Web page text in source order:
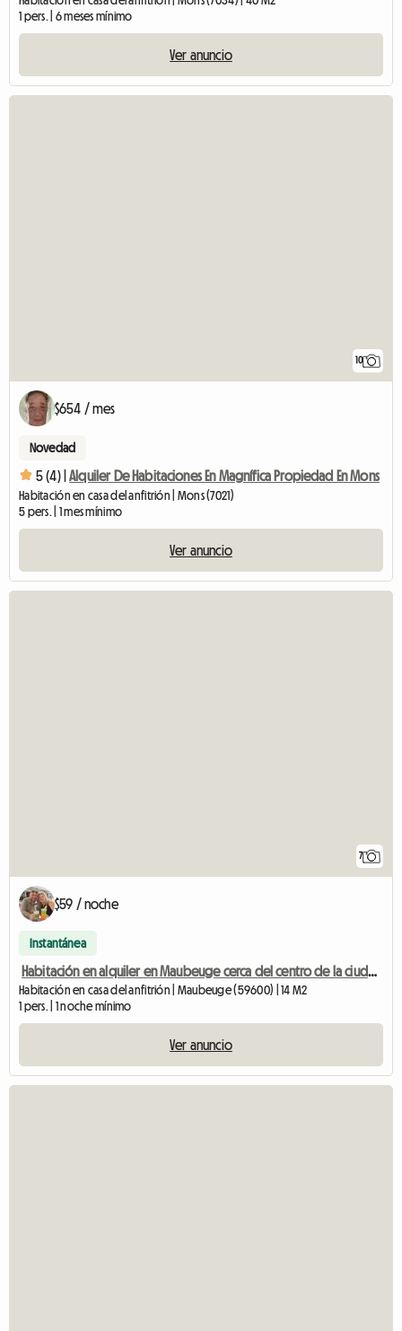
1 pers. | 6 meses mínimo
Ver anuncio
10
$654 / mes
Novedad
5 (4) | Alquiler De Habitaciones En Magnífica Propiedad En Mons
Habitación en casa del anfitrión | Mons (7021)
5 pers. | 1 mes mínimo
Ver anuncio
7
$59 / noche
Instantánea
Habitación en alquiler en Maubeuge cerca del centro de la ciudad.
Habitación en casa del anfitrión | Maubeuge (59600) | 14 M2
1 pers. | 1 noche mínimo
Ver anuncio